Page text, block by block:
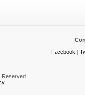
Facebook
Reserved.